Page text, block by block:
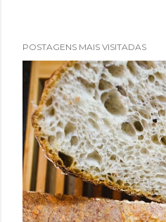
POSTAGENS MAIS VISITADAS